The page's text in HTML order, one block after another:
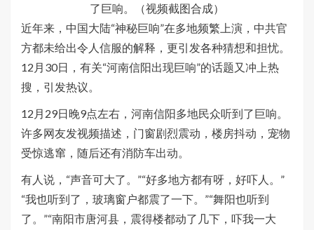
了巨响。（视频截图合成）
近年来，中国大陆“神秘巨响”在多地频繁上演，中共官
方都未给出令人信服的解释，更引发各种猜想和担忧。
12月30日，有关“河南信阳出现巨响”的话题又冲上热
搜，引发热议。
12月29日晚9点左右，河南信阳多地民众听到了巨响。
许多网友发视频描述，门窗剧烈震动，楼房抖动，宠物
受惊逃窜，随后还有消防车出动。
有人说，“声音可大了。”“好多地方都有呀，好吓人。”
“我也听到了，玻璃窗户都震了一下。”“舞阳也听到
了。”“南阳市唐河县，震得楼都动了几下，吓我一大